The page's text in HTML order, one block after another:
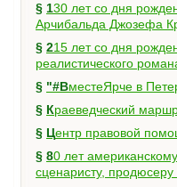
§ 130 лет со дня рождения шотландского писателя и врача
Арчибальда Джозефа
§ 215 лет со дня рождения английского писателя, мастера
реалистического
§
"#ВместеЯрче в
§
Краеведческий
§
Центр правовой
§ 80 лет американскому актёру, кинорежиссёру,
сценаристу,